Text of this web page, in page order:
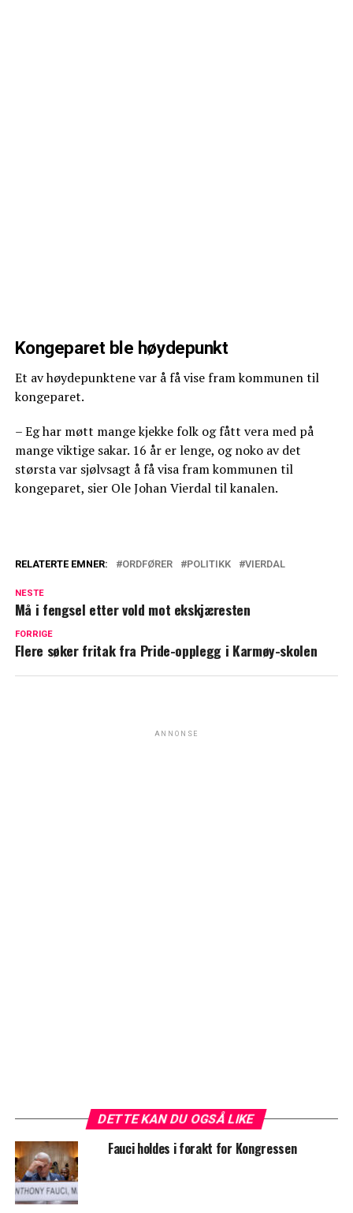
Kongeparet ble høydepunkt
Et av høydepunktene var å få vise fram kommunen til
kongeparet.
– Eg har møtt mange kjekke folk og fått vera med på
mange viktige sakar. 16 år er lenge, og noko av det
størsta var sjølvsagt å få visa fram kommunen til
kongeparet, sier Ole Johan Vierdal til kanalen.
RELATERTE EMNER: ORDFØRER POLITIKK VIERDAL
NESTE
Må i fengsel etter vold mot ekskjæresten
FORRIGE
Flere søker fritak fra Pride-opplegg i Karmøy-skolen
ANNONSE
DETTE KAN DU OGSÅ LIKE
Fauci holdes i forakt for Kongressen